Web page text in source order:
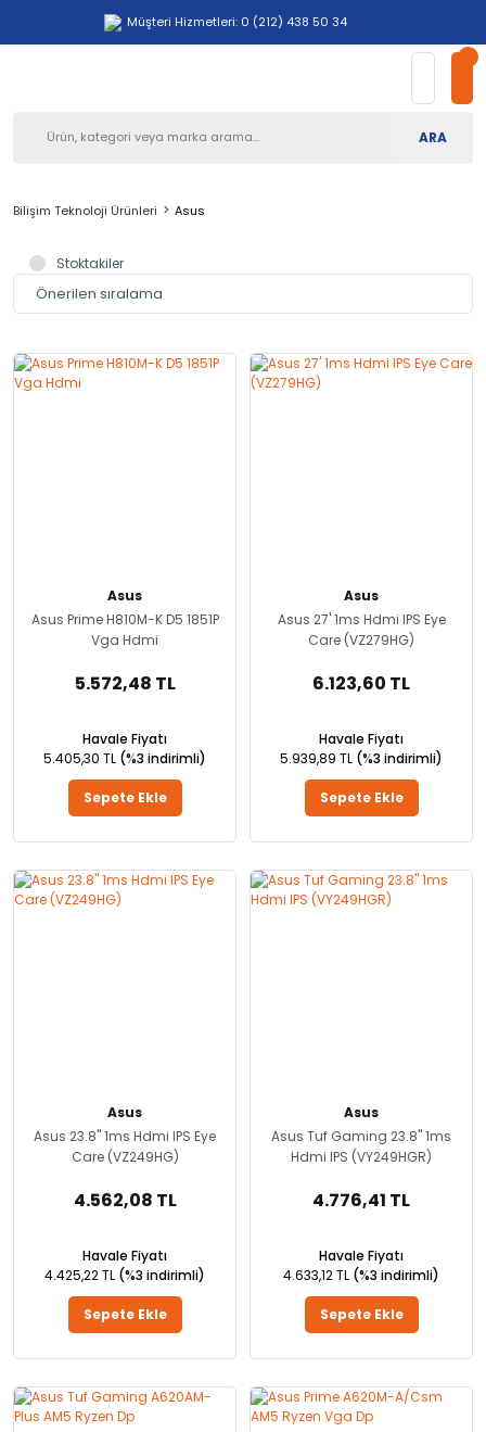
Müşteri Hizmetleri: 0 (212) 438 50 34
ARA
Bilişim Teknoloji Ürünleri Asus
Stoktakiler
Asus
Asus Prime H810M-K D5 1851P
Vga Hdmi
5.572,48 TL
Havale Fiyatı
5.405,30 TL (%3 indirimli)
Sepete Ekle
Asus
Asus 27' 1ms Hdmi IPS Eye
Care (VZ279HG)
6.123,60 TL
Havale Fiyatı
5.939,89 TL (%3 indirimli)
Sepete Ekle
Asus
Asus 23.8'' 1ms Hdmi IPS Eye
Care (VZ249HG)
4.562,08 TL
Havale Fiyatı
4.425,22 TL (%3 indirimli)
Sepete Ekle
Asus
Asus Tuf Gaming 23.8'' 1ms
Hdmi IPS (VY249HGR)
4.776,41 TL
Havale Fiyatı
4.633,12 TL (%3 indirimli)
Sepete Ekle